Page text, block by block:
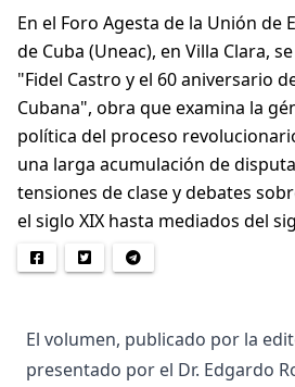
En el Foro Agesta de la Unión de
de Cuba (Uneac), en Villa Clara,
"Fidel Castro y el 60 aniversario
Cubana", obra que examina la
política del proceso
una larga acumulación de
tensiones de clase y debates
el siglo XIX hasta mediados del
El volumen, publicado por la
presentado por el Dr. Edgardo